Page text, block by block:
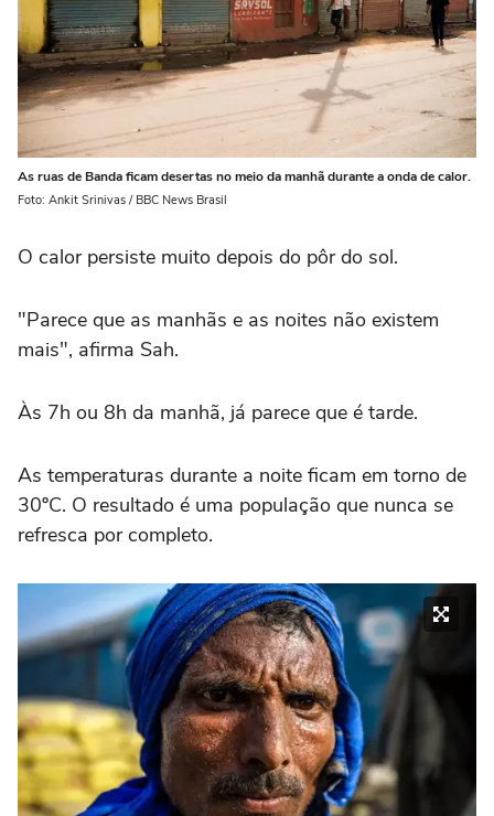
As ruas de Banda ficam desertas no meio da manhã durante a onda de calor.
Foto: Ankit Srinivas / BBC News Brasil
O calor persiste muito depois do pôr do sol.
"Parece que as manhãs e as noites não existem
mais", afirma Sah.
Às 7h ou 8h da manhã, já parece que é tarde.
As temperaturas durante a noite ficam em torno de
30ºC. O resultado é uma população que nunca se
refresca por completo.